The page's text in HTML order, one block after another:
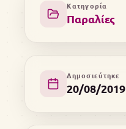
Κατηγορία
Παραλίες
Δημοσιεύτηκε
20/08/2019